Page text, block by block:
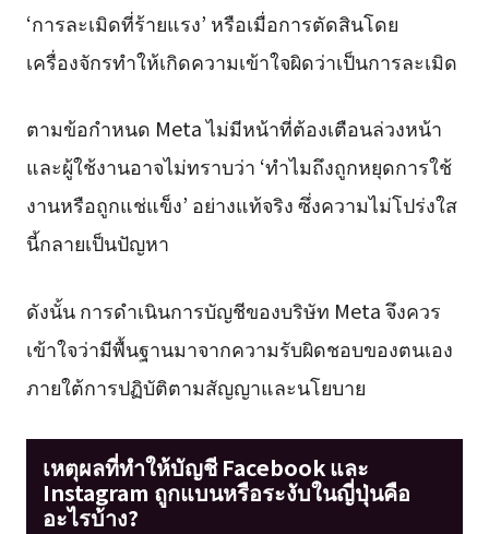
‘การละเมิดที่ร้ายแรง’ หรือเมื่อการตัดสินโดย
เครื่องจักรทำให้เกิดความเข้าใจผิดว่าเป็นการละเมิด
ตามข้อกำหนด Meta ไม่มีหน้าที่ต้องเตือนล่วงหน้า
และผู้ใช้งานอาจไม่ทราบว่า ‘ทำไมถึงถูกหยุดการใช้
งานหรือถูกแช่แข็ง’ อย่างแท้จริง ซึ่งความไม่โปร่งใส
นี้กลายเป็นปัญหา
ดังนั้น การดำเนินการบัญชีของบริษัท Meta จึงควร
เข้าใจว่ามีพื้นฐานมาจากความรับผิดชอบของตนเอง
ภายใต้การปฏิบัติตามสัญญาและนโยบาย
เหตุผลที่ทำให้บัญชี Facebook และ
Instagram ถูกแบนหรือระงับในญี่ปุ่นคือ
อะไรบ้าง?